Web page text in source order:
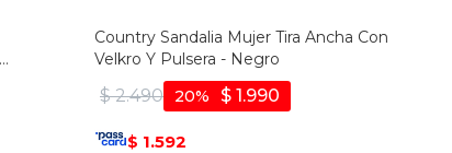
Country Sandalia Mujer Tira Ancha Con
Velkro Y Pulsera - Negro
$ 2.490 $ 1.990
20
$ 1.592